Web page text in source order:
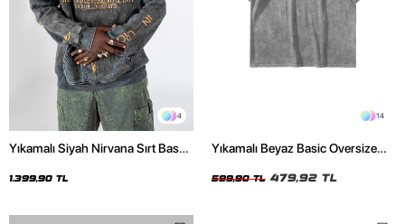
4
Yıkamalı Siyah Nirvana Sırt Baskılı
1.399,90 TL
14
Yıkamalı Beyaz Basic Oversize
599,90 TL 479,92 TL